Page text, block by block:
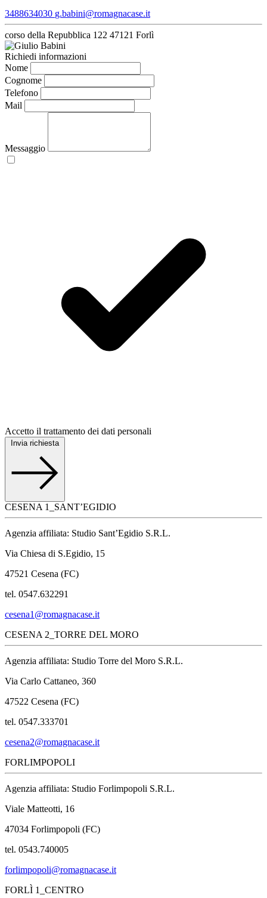
3488634030 g.babini@romagnacase.it
corso della Repubblica 122 47121 Forlì
Richiedi informazioni
Nome
Cognome
Telefono
Mail
Messaggio
Accetto il trattamento dei dati personali
Invia richiesta
CESENA 1_SANT’EGIDIO
Agenzia affiliata: Studio Sant’Egidio S.R.L.
Via Chiesa di S.Egidio, 15
47521 Cesena (FC)
tel. 0547.632291
cesena1@romagnacase.it
CESENA 2_TORRE DEL MORO
Agenzia affiliata: Studio Torre del Moro S.R.L.
Via Carlo Cattaneo, 360
47522 Cesena (FC)
tel. 0547.333701
cesena2@romagnacase.it
FORLIMPOPOLI
Agenzia affiliata: Studio Forlimpopoli S.R.L.
Viale Matteotti, 16
47034 Forlimpopoli (FC)
tel. 0543.740005
forlimpopoli@romagnacase.it
FORLÌ 1_CENTRO